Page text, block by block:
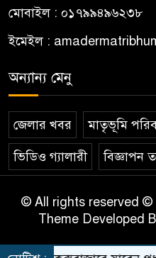
মোবাইল : ০১৭৯৯৪৯৬২৩৮
ইমেইল :
অন্যান্য মেনু
জেলার খবর মাতৃভূমি
ভিডিও গ্যালারী বিজ্ঞাপন
© All rights reserved ©
Theme Developed